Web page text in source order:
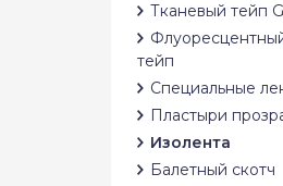
Тканевый тейп
тейп
Специальные
Пластыри
Изолента
Балетный скотч